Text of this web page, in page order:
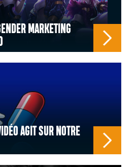
MARKETING
AGIT SUR NOTRE